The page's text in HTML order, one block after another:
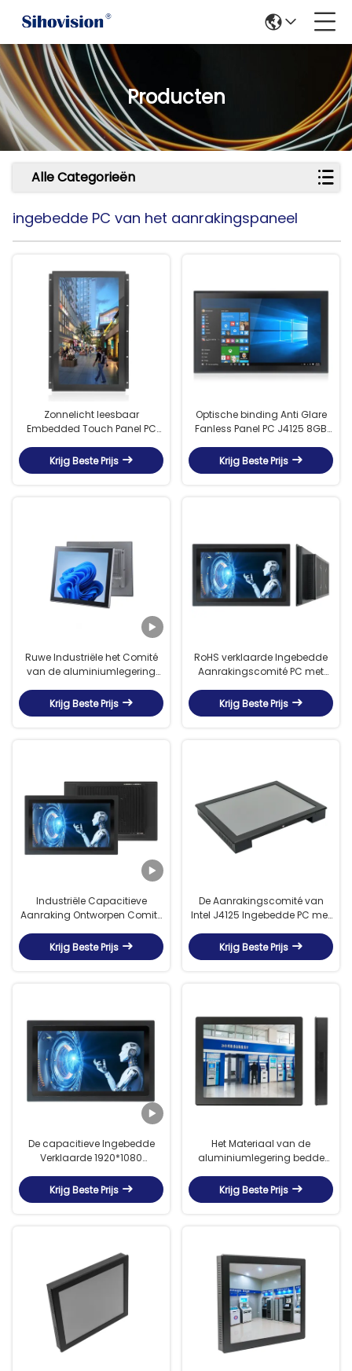
Producten
Alle Categorieën
ingebedde PC van het aanrakingspaneel
Zonnelicht leesbaar
Embedded Touch Panel PC
Krijg Beste Prijs
Optische binding Anti Glare
Fanless Panel PC J4125 8GB
Krijg Beste Prijs
Ruwe Industriële het Comité
van de aluminiumlegering
Krijg Beste Prijs
RoHS verklaarde Ingebedde
Aanrakingscomité PC met
Krijg Beste Prijs
Industriële Capacitieve
Aanraking Ontworpen Comité
SSD
Krijg Beste Prijs
De Aanrakingscomité van
Intel J4125 Ingebedde PC met
Krijg Beste Prijs
De capacitieve Ingebedde
Verklaarde 1920*1080
RoHS
Krijg Beste Prijs
Het Materiaal van de
aluminiumlegering bedde
Jaargarantie in
Krijg Beste Prijs